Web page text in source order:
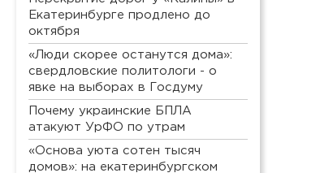
Екатеринбурге продлено до
октября
«Люди скорее останутся дома»:
свердловские политологи - о
явке на выборах в Госдуму
Почему украинские БПЛА
атакуют УрФО по утрам
«Основа уюта сотен тысяч
домов»: на екатеринбургском